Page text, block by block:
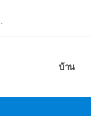
บ้าน